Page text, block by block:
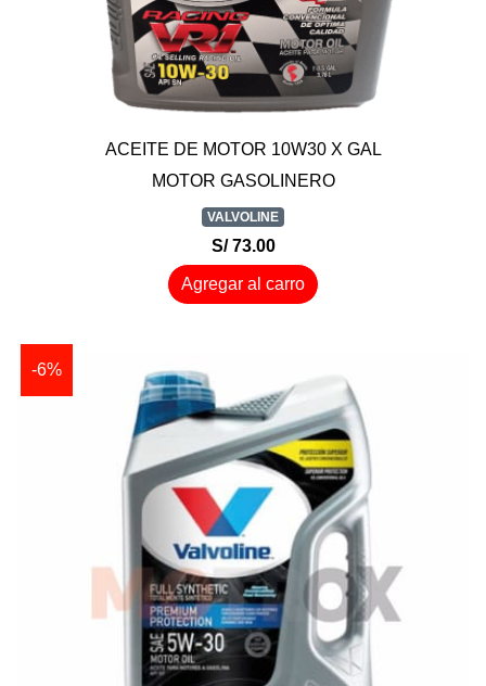
ACEITE DE MOTOR 10W30 X GAL
MOTOR GASOLINERO
VALVOLINE
S/ 73.00
Agregar al carro
-6%